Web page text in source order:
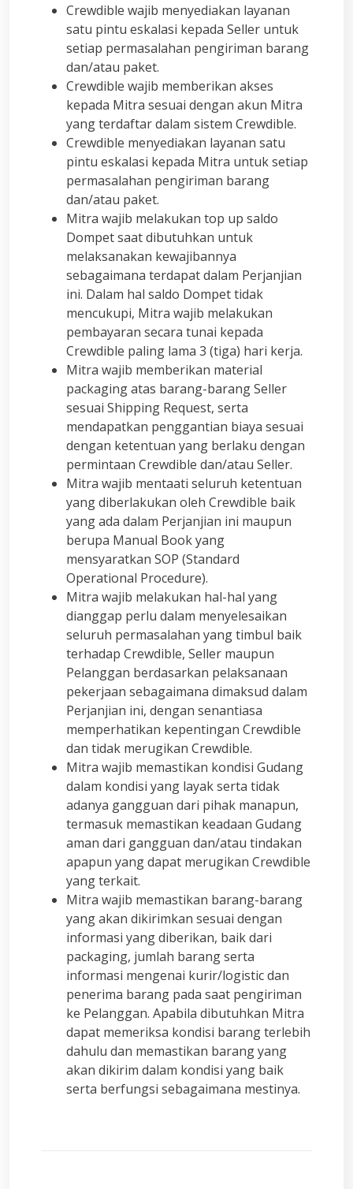
Crewdible wajib menyediakan layanan
satu pintu eskalasi kepada Seller untuk
setiap permasalahan pengiriman barang
dan/atau paket.
Crewdible wajib memberikan akses
kepada Mitra sesuai dengan akun Mitra
yang terdaftar dalam sistem Crewdible.
Crewdible menyediakan layanan satu
pintu eskalasi kepada Mitra untuk setiap
permasalahan pengiriman barang
dan/atau paket.
Mitra wajib melakukan top up saldo
Dompet saat dibutuhkan untuk
melaksanakan kewajibannya
sebagaimana terdapat dalam Perjanjian
ini. Dalam hal saldo Dompet tidak
mencukupi, Mitra wajib melakukan
pembayaran secara tunai kepada
Crewdible paling lama 3 (tiga) hari kerja.
Mitra wajib memberikan material
packaging atas barang-barang Seller
sesuai Shipping Request, serta
mendapatkan penggantian biaya sesuai
dengan ketentuan yang berlaku dengan
permintaan Crewdible dan/atau Seller.
Mitra wajib mentaati seluruh ketentuan
yang diberlakukan oleh Crewdible baik
yang ada dalam Perjanjian ini maupun
berupa Manual Book yang
mensyaratkan SOP (Standard
Operational Procedure).
Mitra wajib melakukan hal-hal yang
dianggap perlu dalam menyelesaikan
seluruh permasalahan yang timbul baik
terhadap Crewdible, Seller maupun
Pelanggan berdasarkan pelaksanaan
pekerjaan sebagaimana dimaksud dalam
Perjanjian ini, dengan senantiasa
memperhatikan kepentingan Crewdible
dan tidak merugikan Crewdible.
Mitra wajib memastikan kondisi Gudang
dalam kondisi yang layak serta tidak
adanya gangguan dari pihak manapun,
termasuk memastikan keadaan Gudang
aman dari gangguan dan/atau tindakan
apapun yang dapat merugikan Crewdible
yang terkait.
Mitra wajib memastikan barang-barang
yang akan dikirimkan sesuai dengan
informasi yang diberikan, baik dari
packaging, jumlah barang serta
informasi mengenai kurir/logistic dan
penerima barang pada saat pengiriman
ke Pelanggan. Apabila dibutuhkan Mitra
dapat memeriksa kondisi barang terlebih
dahulu dan memastikan barang yang
akan dikirim dalam kondisi yang baik
serta berfungsi sebagaimana mestinya.